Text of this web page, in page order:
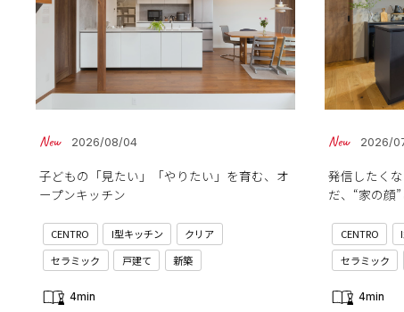
2026/08/04
子どもの「見たい」「やりたい」を育む、オ
ープンキッチン
CENTRO I型キッチン
クリア
セラミック
戸建て 新築
4min
2026/
発信したく
だ、“家の顔
CENTRO
セラミック
4min